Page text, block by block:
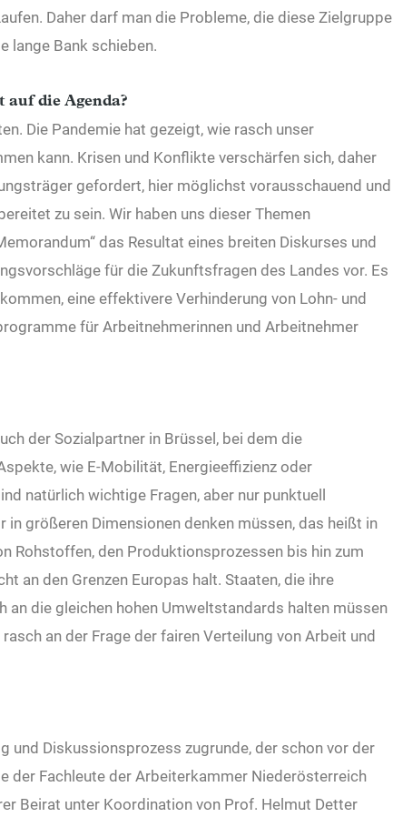
Daher darf man die Probleme, die diese Zielgruppe
lange Bank schieben.
auf die Agenda?
Die Pandemie hat gezeigt, wie rasch unser
kann. Krisen und Konflikte verschärfen sich, daher
gefordert, hier möglichst vorausschauend und
zu sein. Wir haben uns dieser Themen
das Resultat eines breiten Diskurses und
für die Zukunftsfragen des Landes vor. Es
eine effektivere Verhinderung von Lohn- und
für Arbeitnehmerinnen und Arbeitnehmer
der Sozialpartner in Brüssel, bei dem die
wie E-Mobilität, Energieeffizienz oder
natürlich wichtige Fragen, aber nur punktuell
größeren Dimensionen denken müssen, das heißt in
Rohstoffen, den Produktionsprozessen bis hin zum
an den Grenzen Europas halt. Staaten, die ihre
an die gleichen hohen Umweltstandards halten müssen
an der Frage der fairen Verteilung von Arbeit und
und Diskussionsprozess zugrunde, der schon vor der
der Fachleute der Arbeiterkammer Niederösterreich
Beirat unter Koordination von Prof. Helmut Detter